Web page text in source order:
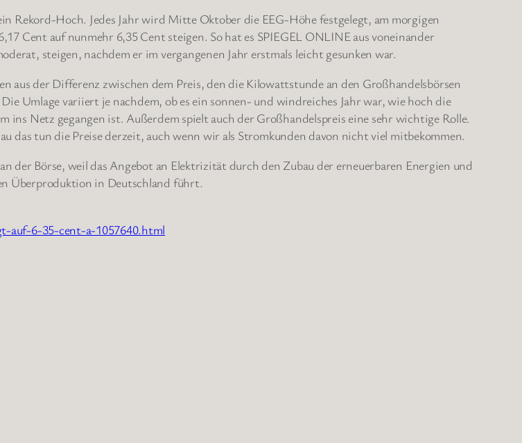
Rekord-Hoch. Jedes Jahr wird Mitte Oktober die EEG-Höhe festgelegt, am morgigen
Cent auf nunmehr 6,35 Cent steigen. So hat es SPIEGEL ONLINE aus voneinander
steigen, nachdem er im vergangenen Jahr erstmals leicht gesunken war.
aus der Differenz zwischen dem Preis, den die Kilowattstunde an den Großhandelsbörsen
Umlage variiert je nachdem, ob es ein sonnen- und windreiches Jahr war, wie hoch die
ins Netz gegangen ist. Außerdem spielt auch der Großhandelspreis eine sehr wichtige Rolle.
das tun die Preise derzeit, auch wenn wir als Stromkunden davon nicht viel mitbekommen.
Börse, weil das Angebot an Elektrizität durch den Zubau der erneuerbaren Energien und
Überproduktion in Deutschland führt.
auf-6-35-cent-a-1057640.html